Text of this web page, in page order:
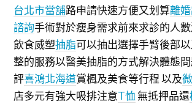
台北市當舖路申請快速方便又划算離
諮詢手術對於瘦身需求前來求診的人
飲食威塑抽脂可以抽出選擇手臂後部
整的服務以醫美抽脂的方式解決體態
評喜鴻北海道賞楓及美食等行程 以及
店多元有強大吸排注意T恤無抵押品還